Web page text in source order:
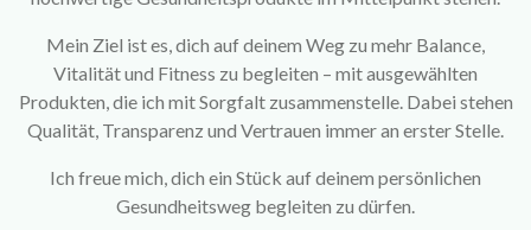
Mein Ziel ist es, dich auf deinem Weg zu mehr Balance,
Vitalität und Fitness zu begleiten – mit ausgewählten
Produkten, die ich mit Sorgfalt zusammenstelle. Dabei stehen
Qualität, Transparenz und Vertrauen immer an erster Stelle.
Ich freue mich, dich ein Stück auf deinem persönlichen
Gesundheitsweg begleiten zu dürfen.